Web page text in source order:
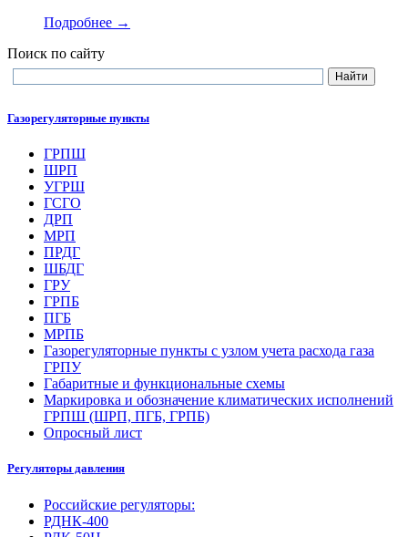
Подробнее →
Поиск по сайту
Газорегуляторные пункты
ГРПШ
ШРП
УГРШ
ГСГО
ДРП
МРП
ПРДГ
ШБДГ
ГРУ
ГРПБ
ПГБ
МРПБ
Газорегуляторные пункты с узлом учета расхода газа
ГРПУ
Габаритные и функциональные схемы
Маркировка и обозначение климатических исполнений
ГРПШ (ШРП, ПГБ, ГРПБ)
Опросный лист
Регуляторы давления
Российские регуляторы:
РДНК-400